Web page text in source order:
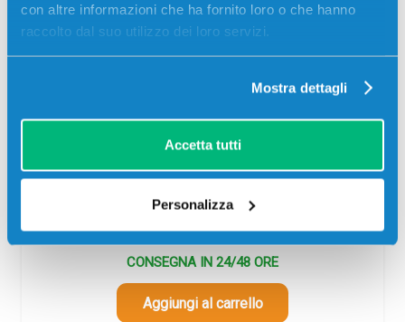
con altre informazioni che ha fornito loro o che hanno
raccolto dal suo utilizzo dei loro servizi.
Mostra dettagli
Accetta tutti
Personalizza
Toner compatibile Hp CF363A 508A
MAGENTA
Toner compatibile Hp CF363A 508A MAGENTA 5000
pagine per Stampanti: Hp COLOR LASERJET
ENTERPRISE M550 SERIES, Hp COLOR LASERJET…
CONSEGNA IN 24/48 ORE
Aggiungi al carrello